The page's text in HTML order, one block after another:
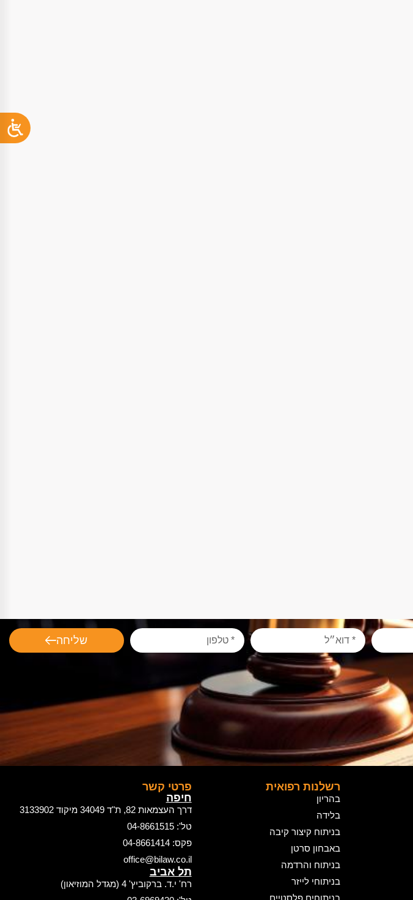
שליחה
רשלנות רפואית
בהריון
בלידה
בניתוח קיצור קיבה
באבחון סרטן
בניתוח והרדמה
בניתוחי לייזר
בניתוחים פלסטיים
פרטי קשר
חיפה
דרך העצמאות 82, ת"ד 34049 מיקוד 3133902
טל': 04-8661515
פקס: 04-8661414
office@bilaw.co.il
תל אביב
רח' י.ד. ברקוביץ' 4 (מגדל המוזיאון)